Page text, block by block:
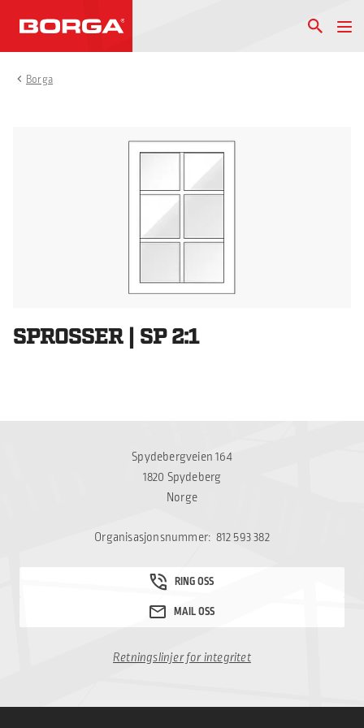
Borga
SPROSSER | SP 2:1
Spydebergveien 164
1820 Spydeberg
Norge
Organisasjonsnummer: 812 593 382
Retningslinjer for integritet